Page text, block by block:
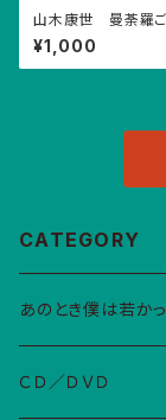
山木康世 曼荼羅
¥1,000
CATEGORY
あのとき僕は若か
ＣＤ／ＤＶＤ